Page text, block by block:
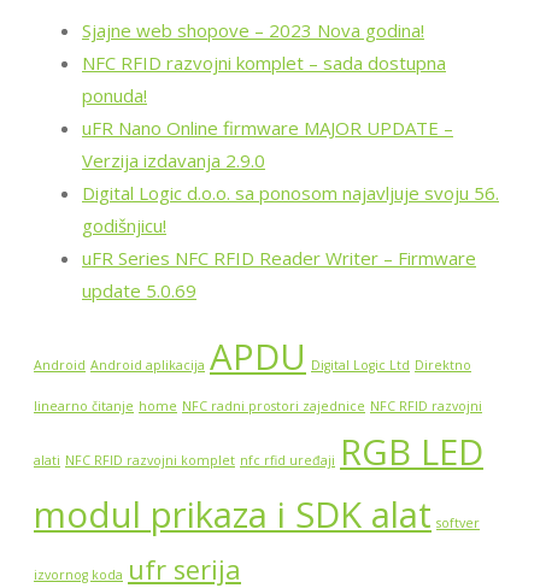
Sjajne web shopove – 2023 Nova godina!
NFC RFID razvojni komplet – sada dostupna
ponuda!
uFR Nano Online firmware MAJOR UPDATE –
Verzija izdavanja 2.9.0
Digital Logic d.o.o. sa ponosom najavljuje svoju 56.
godišnjicu!
uFR Series NFC RFID Reader Writer – Firmware
update 5.0.69
Android Android aplikacija APDU Digital Logic Ltd Direktno
linearno čitanje home NFC radni prostori zajednice NFC RFID razvojni
alati NFC RFID razvojni komplet nfc rfid uređaji RGB LED
modul prikaza i SDK alat softver
izvornog koda ufr serija